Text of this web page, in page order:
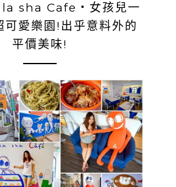
la sha Cafe‧女孩兒一
可愛樂園!出乎意料外的
平價美味!